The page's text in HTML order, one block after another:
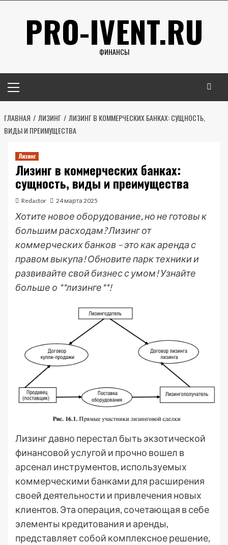
содержимому
PRO-IVENT.RU
ФИНАНСЫ
меню
ГЛАВНАЯ ЛИЗИНГ
ЛИЗИНГ В КОММЕРЧЕСКИХ БАНКАХ: СУЩНОСТЬ,
ВИДЫ И ПРЕИМУЩЕСТВА
Лизинг
Лизинг в коммерческих банках:
сущность, виды и преимущества
Redactor 24 марта 2025
Хотите новое оборудование, но не готовы к
большим расходам? Лизинг от
коммерческих банков – это как аренда с
правом выкупа! Обновите парк техники и
развивайте свой бизнес с умом! Узнайте
больше о **лизинге**!
Лизинг давно перестал быть экзотической
финансовой услугой и прочно вошел в
арсенал инструментов, используемых
коммерческими банками для расширения
своей деятельности и привлечения новых
клиентов. Эта операция, сочетающая в себе
элементы кредитования и аренды,
представляет собой комплексное решение,